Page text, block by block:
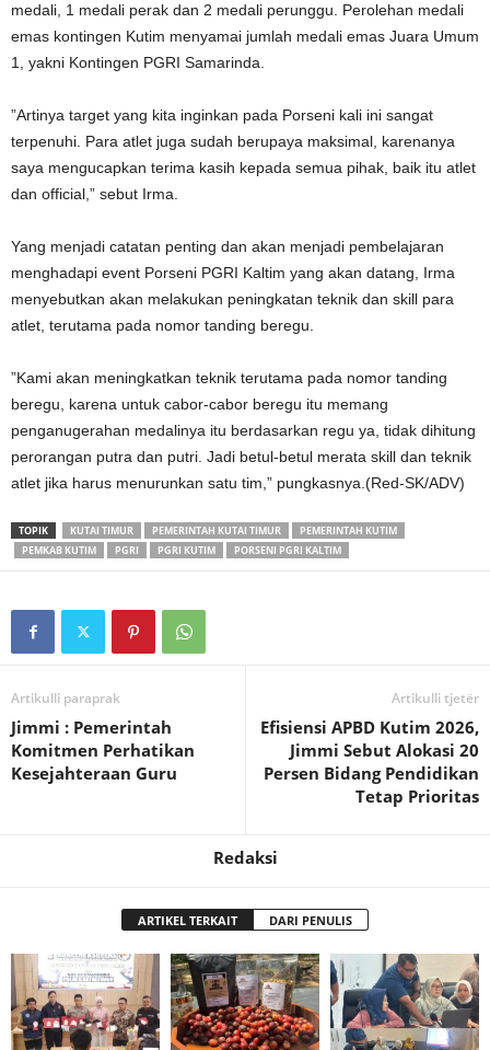
medali, 1 medali perak dan 2 medali perunggu. Perolehan medali
emas kontingen Kutim menyamai jumlah medali emas Juara Umum
1, yakni Kontingen PGRI Samarinda.
”Artinya target yang kita inginkan pada Porseni kali ini sangat
terpenuhi. Para atlet juga sudah berupaya maksimal, karenanya
saya mengucapkan terima kasih kepada semua pihak, baik itu atlet
dan official,” sebut Irma.
Yang menjadi catatan penting dan akan menjadi pembelajaran
menghadapi event Porseni PGRI Kaltim yang akan datang, Irma
menyebutkan akan melakukan peningkatan teknik dan skill para
atlet, terutama pada nomor tanding beregu.
”Kami akan meningkatkan teknik terutama pada nomor tanding
beregu, karena untuk cabor-cabor beregu itu memang
penganugerahan medalinya itu berdasarkan regu ya, tidak dihitung
perorangan putra dan putri. Jadi betul-betul merata skill dan teknik
atlet jika harus menurunkan satu tim,” pungkasnya.(Red-SK/ADV)
TOPIK KUTAI TIMUR PEMERINTAH KUTAI TIMUR
PEMERINTAH KUTIM
PEMKAB KUTIM
PGRI PGRI KUTIM PORSENI PGRI KALTIM
Artikulli paraprak
Jimmi : Pemerintah
Komitmen Perhatikan
Kesejahteraan Guru
Artikulli tjetër
Efisiensi APBD Kutim 2026,
Jimmi Sebut Alokasi 20
Persen Bidang Pendidikan
Tetap Prioritas
Redaksi
ARTIKEL TERKAIT DARI PENULIS